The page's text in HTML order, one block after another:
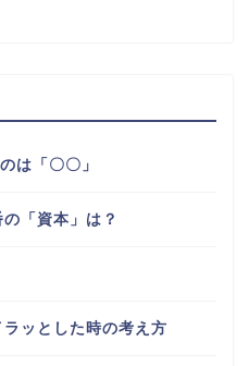
は「〇〇」
「資本」は？
ッとした時の考え方